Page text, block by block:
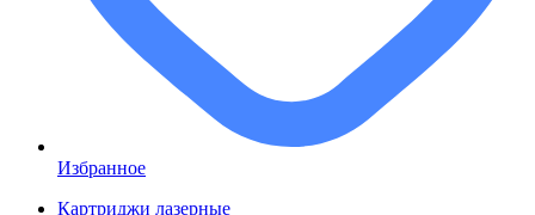
Избранное
Картриджи лазерные